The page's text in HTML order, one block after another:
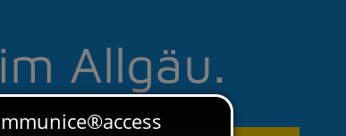
im Allgäu.